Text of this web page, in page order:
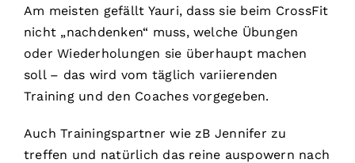
Am meisten gefällt Yauri, dass sie beim CrossFit
nicht „nachdenken“ muss, welche Übungen
oder Wiederholungen sie überhaupt machen
soll – das wird vom täglich variierenden
Training und den Coaches vorgegeben.
Auch Trainingspartner wie zB Jennifer zu
treffen und natürlich das reine auspowern nach